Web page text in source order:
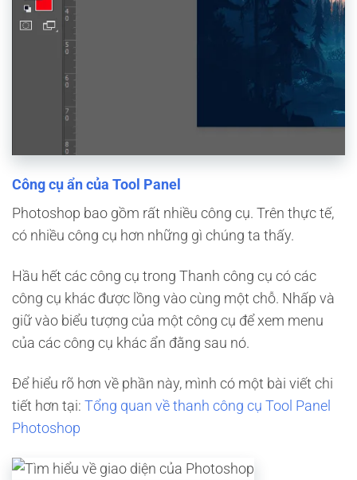
Công cụ ẩn của Tool Panel
Photoshop bao gồm rất nhiều công cụ. Trên thực tế,
có nhiều công cụ hơn những gì chúng ta thấy.
Hầu hết các công cụ trong Thanh công cụ có các
công cụ khác được lồng vào cùng một chỗ. Nhấp và
giữ vào biểu tượng của một công cụ để xem menu
của các công cụ khác ẩn đằng sau nó.
Để hiểu rõ hơn về phần này, mình có một bài viết chi
tiết hơn tại: Tổng quan về thanh công cụ Tool Panel
Photoshop